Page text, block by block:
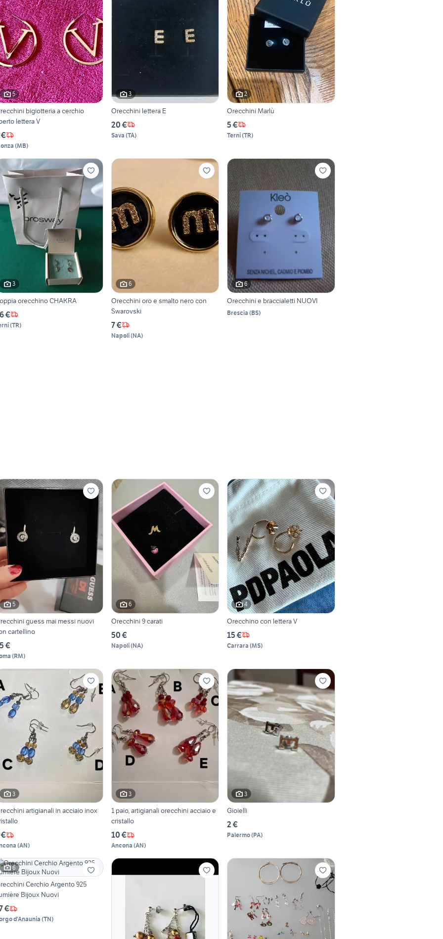
5
bigiotteria a cerchio
lettera V
(MB)
3
Orecchini lettera E
20 €
Sava (TA)
2
Orecchini Marlù
5 €
Terni(TR)
3
orecchino CHAKRA
€
(TR)
6
Orecchini oro e smalto nero con
Swarovski
7 €
Napoli(NA)
6
Orecchini e braccialetti NUOVI
Brescia (BS)
5
guess mai messi nuovi
cartellino
€
(RM)
6
Orecchini 9 carati
50 €
Napoli(NA)
4
Orecchino con lettera V
15 €
Carrara (MS)
3
artigianali in acciaio inox
(AN)
3
1 paio, artigianali orecchini acciaio e
cristallo
10 €
Ancona (AN)
3
Gioielli
2 €
Palermo(PA)
6
Cerchio Argento 925
Bijoux Nuovi
€
d'Anaunia (TN)